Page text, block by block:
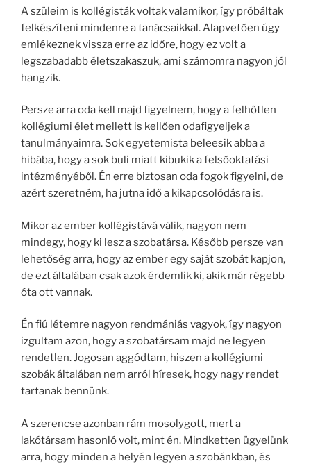
A szüleim is kollégisták voltak valamikor, így próbáltak
felkészíteni mindenre a tanácsaikkal. Alapvetően úgy
emlékeznek vissza erre az időre, hogy ez volt a
legszabadabb életszakaszuk, ami számomra nagyon jól
hangzik.
Persze arra oda kell majd figyelnem, hogy a felhőtlen
kollégiumi élet mellett is kellően odafigyeljek a
tanulmányaimra. Sok egyetemista beleesik abba a
hibába, hogy a sok buli miatt kibukik a felsőoktatási
intézményéből. Én erre biztosan oda fogok figyelni, de
azért szeretném, ha jutna idő a kikapcsolódásra is.
Mikor az ember kollégistává válik, nagyon nem
mindegy, hogy ki lesz a szobatársa. Később persze van
lehetőség arra, hogy az ember egy saját szobát kapjon,
de ezt általában csak azok érdemlik ki, akik már régebb
óta ott vannak.
Én fiú létemre nagyon rendmániás vagyok, így nagyon
izgultam azon, hogy a szobatársam majd ne legyen
rendetlen. Jogosan aggódtam, hiszen a kollégiumi
szobák általában nem arról híresek, hogy nagy rendet
tartanak bennünk.
A szerencse azonban rám mosolygott, mert a
lakótársam hasonló volt, mint én. Mindketten ügyelünk
arra, hogy minden a helyén legyen a szobánkban, és